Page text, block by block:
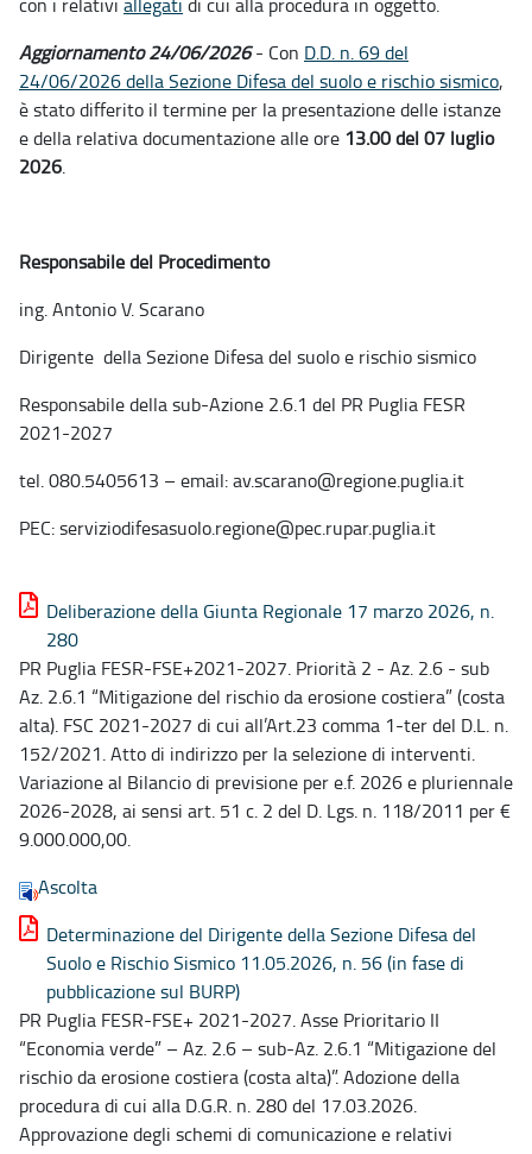
Aggiornamento 24/06/2026- Con D.D. n. 69 del
24/06/2026 della Sezione Difesa del suolo e rischio sismico,
è stato differito il termine per la presentazione delle istanze
e della relativa documentazione alle ore 13.00 del 07 luglio
2026.
Responsabile del Procedimento
ing. Antonio V. Scarano
Dirigente della Sezione Difesa del suolo e rischio sismico
Responsabile della sub-Azione 2.6.1 del PR Puglia FESR
2021-2027
tel. 080.5405613 – email: av.scarano@regione.puglia.it
PEC: serviziodifesasuolo.regione@pec.rupar.puglia.it
Deliberazione della Giunta Regionale 17 marzo 2026, n.
280
PR Puglia FESR-FSE+2021-2027. Priorità 2 - Az. 2.6 - sub
Az. 2.6.1 “Mitigazione del rischio da erosione costiera” (costa
alta). FSC 2021-2027 di cui all’Art.23 comma 1-ter del D.L. n.
152/2021. Atto di indirizzo per la selezione di interventi.
Variazione al Bilancio di previsione per e.f. 2026 e pluriennale
2026-2028, ai sensi art. 51 c. 2 del D. Lgs. n. 118/2011 per €
9.000.000,00.
Ascolta
Determinazione del Dirigente della Sezione Difesa del
Suolo e Rischio Sismico 11.05.2026, n. 56 (in fase di
pubblicazione sul BURP)
PR Puglia FESR-FSE+ 2021-2027. Asse Prioritario II
“Economia verde” – Az. 2.6 – sub-Az. 2.6.1 “Mitigazione del
rischio da erosione costiera (costa alta)”. Adozione della
procedura di cui alla D.G.R. n. 280 del 17.03.2026.
Approvazione degli schemi di comunicazione e relativi